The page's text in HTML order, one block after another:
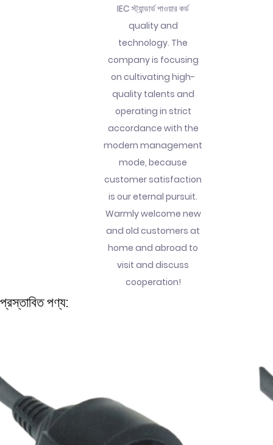
IEC স্ট্যান্ডার্ড পাওয়ার কর্ড
quality and
technology. The
company is focusing
on cultivating high-
quality talents and
operating in strict
accordance with the
modern management
mode, because
customer satisfaction
is our eternal pursuit.
Warmly welcome new
and old customers at
home and abroad to
visit and discuss
cooperation!
প্রস্তাবিত পণ্য: